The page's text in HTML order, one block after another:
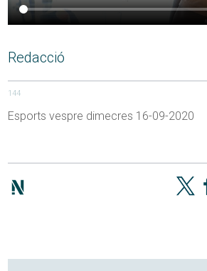
Redacció
144
Esports vespre dimecres 16-09-2020